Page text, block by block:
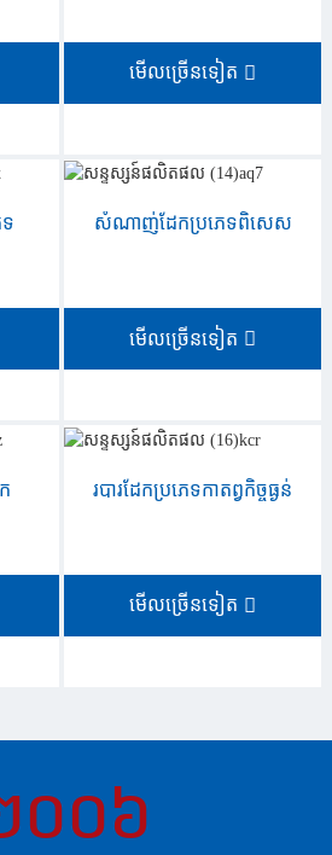
មើលច្រើនទៀត
ទ
សំណាញ់ដែកប្រភេទពិសេស
មើលច្រើនទៀត
របារដែកប្រភេទកាតព្វកិច្ចធ្ងន់
មើលច្រើនទៀត
០០៦